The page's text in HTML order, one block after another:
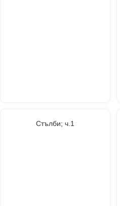
Стълби; ч.1